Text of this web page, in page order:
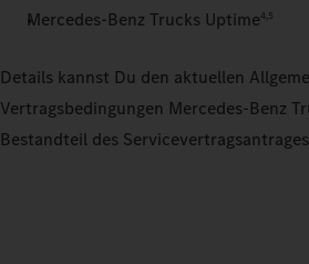
Mercedes‑Benz Trucks Uptime4,5
Details kannst Du den aktuellen
Vertragsbedingungen Mercedes‑Benz
Bestandteil des